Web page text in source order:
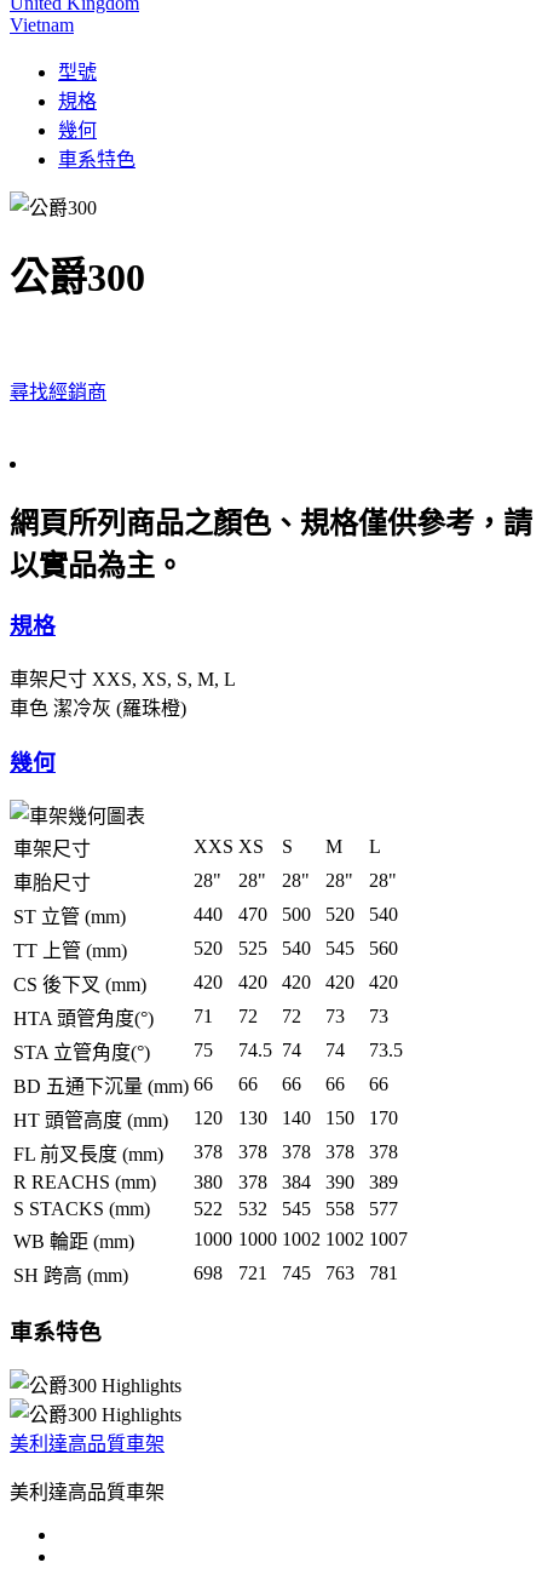
Vietnam
型號
規格
幾何
車系特色
公爵300
尋找經銷商
網頁所列商品之顏色、規格僅供參考，請
以實品為主。
規格
車架尺寸 XXS, XS, S, M, L
車色 潔冷灰 (羅珠橙)
幾何
車架尺寸 XXS XS S M
L
車胎尺寸
28" 28" 28" 28"
28"
ST 立管 (mm)
440 470 500 520
540
TT 上管 (mm)
520 525 540 545
560
CS 後下叉 (mm)
420 420 420 420
420
HTA 頭管角度(°)
71 72 72 73
73
STA 立管角度(°)
75 74.5 74 74
73.5
BD 五通下沉量 (mm) 66 66 66 66
66
HT 頭管高度 (mm)
120 130 140 150
170
FL 前叉長度 (mm)
378 378 378 378
378
R REACHS (mm)
380 378 384 390
389
S STACKS (mm)
522 532 545 558
577
WB 輪距 (mm)
1000 1000 1002 1002 1007
SH 跨高 (mm)
698 721 745 763 781
車系特色
美利達高品質車架
美利達高品質車架